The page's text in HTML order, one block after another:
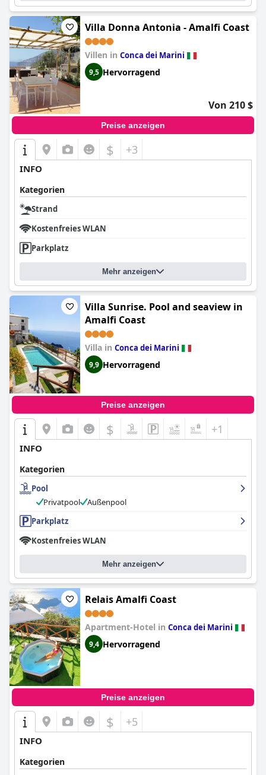
Villa Donna Antonia - Amalfi Coast
Villen in Conca dei Marini
9,5 Hervorragend
Von 210 $
Preise anzeigen
$ +3
INFO
Kategorien
Strand
Kostenfreies WLAN
Parkplatz
Mehr anzeigen
Villa Sunrise. Pool and seaview in
Amalfi Coast
Villa in Conca dei Marini
9,9 Hervorragend
Preise anzeigen
$ +1
INFO
Kategorien
Pool
Privatpool
Außenpool
Parkplatz
Kostenfreies WLAN
Mehr anzeigen
Relais Amalfi Coast
Apartment-Hotel in Conca dei Marini
9,4 Hervorragend
Preise anzeigen
$ +5
INFO
Kategorien